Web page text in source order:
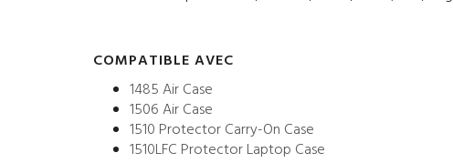
COMPATIBLE AVEC
1485 Air Case
1506 Air Case
1510 Protector Carry-On Case
1510LFC Protector Laptop Case